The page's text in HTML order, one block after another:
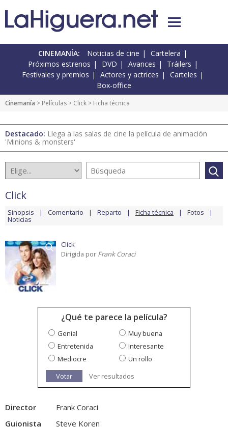
CINEMANÍA: Noticias de cine
Cartelera
Próximos estrenos
DVD Avances
Tráilers
Festivales y premios
Actores y actrices
Carteles
Box-office
Cinemanía > Películas > Click > Ficha técnica
Destacado: Llega a las salas de cine la película de animación
'Minions & monsters'
Click
Sinopsis Comentario Reparto Ficha técnica Fotos
Noticias
Click
Dirigida por Frank Coraci
¿Qué te parece la película?
Genial
Muy buena
Entretenida
Interesante
Mediocre
Un rollo
Votar
Ver resultados
Director
Frank Coraci
Guionista
Steve Koren